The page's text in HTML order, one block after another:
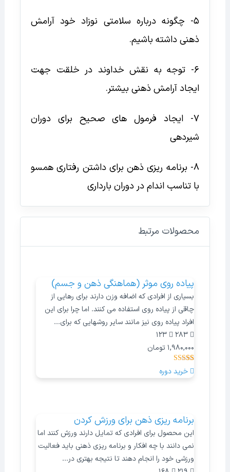
5- چگونه درباره سلامتی نوزاد خود آرامش
ذهنی داشته باشیم.
6- توجه به نقش خداوند در خلقت جهت
ایجاد آرامش ذهنی بیشتر.
7- ایجاد فرمول های صحیح برای دوران
شیردهی
8- برنامه ریزی ذهن برای داشتن رفتاری همسو
با تناسب اندام در دوران بارداری
محصولات مرتبط
پیاده روی موثر (هماهنگی ذهن و جسم)
بسیاری از افرادی که اضافه وزن دارند برای رهایی از
چاقی از پیاده روی استفاده می کنند. اما چرا برای این
افراد پیاده روی نیز مانند سایر روشهایی که برای...
1,980,000تومان
امتیازدهی
4.83از 5 در
12 خرید دوره
برنامه ریزی ذهن برای ورزش کردن
این محصول برای افرادی که تمایل دارند ورزش کنند اما
نمی دانند با چه افکار و برنامه ریزی ذهنی باید فعالیت
ورزشی خود را انجام دهند تا نتیجه بهتری در...